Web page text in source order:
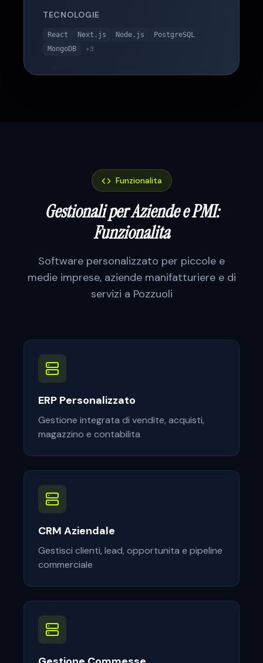
TECNOLOGIE
React Next.js Node.js
PostgreSQL
MongoDB
+3
Funzionalita
Gestionali per Aziende e PMI:
Funzionalita
Software personalizzato per piccole e
medie imprese, aziende manifatturiere e di
servizi a Pozzuoli
ERP Personalizzato
Gestione integrata di vendite, acquisti,
magazzino e contabilita
CRM Aziendale
Gestisci clienti, lead, opportunita e pipeline
commerciale